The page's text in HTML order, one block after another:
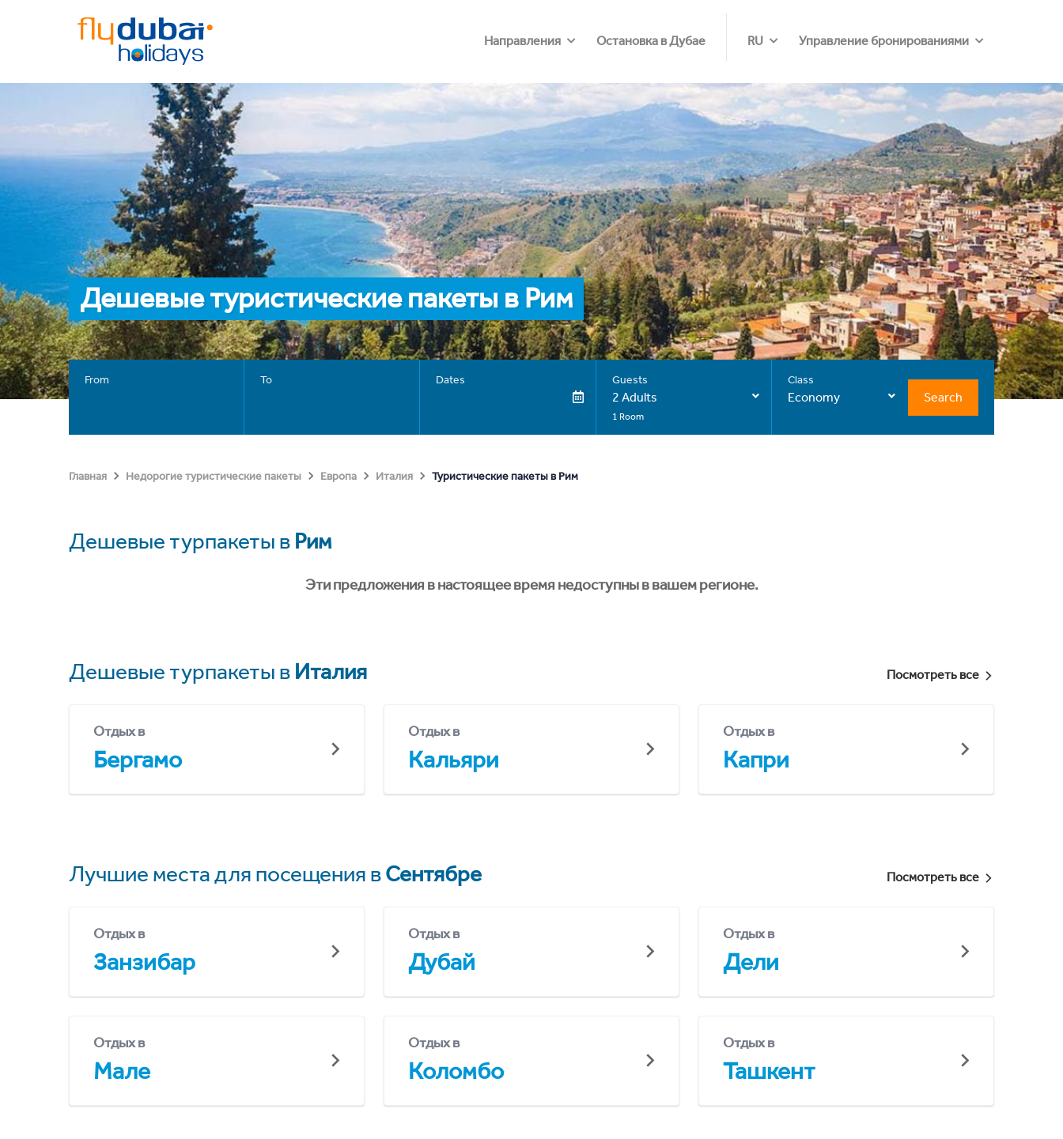
Направления Остановка в Дубае RU Управление бронированиями
Дешевые туристические пакеты в Рим
From To Dates Guests
2 Adults
1 Room
Class
Economy Search
Главная Недорогие туристические пакеты Европа Италия Туристические пакеты в Рим
Дешевые турпакеты в Рим
Эти предложения в настоящее время недоступны в вашем регионе.
Дешевые турпакеты в Италия Посмотреть все
Отдых в
Бергамо
Отдых в
Кальяри
Отдых в
Капри
Лучшие места для посещения вСентябре Посмотреть все
Отдых в
Занзибар
Отдых в
Дубай
Отдых в
Дели
Отдых в
Мале
Отдых в
Коломбо
Отдых в
Ташкент